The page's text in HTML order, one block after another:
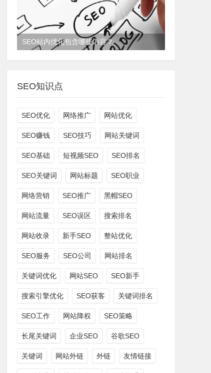
SEO站内优化包含哪些内容？
SEO知识点
SEO优化 网络推广 网站优化
SEO赚钱 SEO技巧 网站关键词
SEO基础 短视频SEO SEO排名
SEO关键词 网站标题 SEO职业
网络营销 SEO推广 黑帽SEO
网站流量 SEO误区 搜索排名
网站收录 新手SEO 整站优化
SEO服务 SEO公司 网站排名
关键词优化 网站SEO SEO新手
搜索引擎优化 SEO获客 关键词排名
SEO工作 网站降权 SEO策略
长尾关键词 企业SEO 谷歌SEO
关键词 网站外链 外链 友情链接